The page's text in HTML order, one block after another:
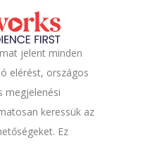
jelent minden
elérést, országos
megjelenési
keressük az
Ez